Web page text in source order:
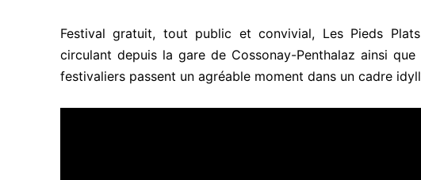
Festival gratuit, tout public et convivial, Les Pieds
circulant depuis la gare de Cossonay-Penthalaz ainsi
festivaliers passent un agréable moment dans un cadre